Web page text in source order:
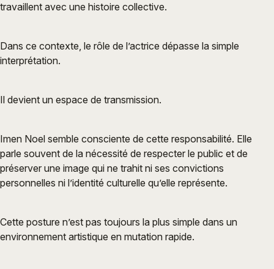
travaillent avec une histoire collective.
Dans ce contexte, le rôle de l’actrice dépasse la simple
interprétation.
Il devient un espace de transmission.
Imen Noel semble consciente de cette responsabilité. Elle
parle souvent de la nécessité de respecter le public et de
préserver une image qui ne trahit ni ses convictions
personnelles ni l’identité culturelle qu’elle représente.
Cette posture n’est pas toujours la plus simple dans un
environnement artistique en mutation rapide.